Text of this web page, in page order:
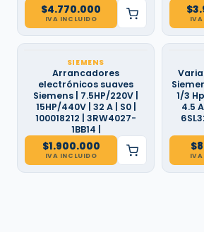
$4.770.000
IVA INCLUIDO
$
SIEMENS
Arrancadores
electrónicos suaves
Siemens | 7.5HP/220V |
15HP/440V | 32 A | S0 |
100018212 | 3RW4027-
1BB14 |
$1.900.000
IVA INCLUIDO
1/3
4.5
$